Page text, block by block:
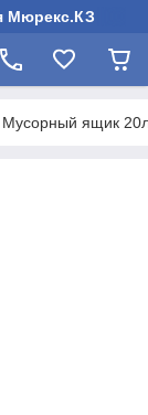
Мюрекс.КЗ
Мусорный ящик